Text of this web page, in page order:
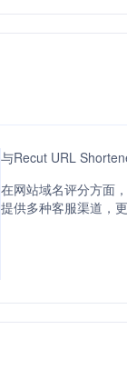
与Recut URL
在网站域名评分方面
提供多种客服渠道，